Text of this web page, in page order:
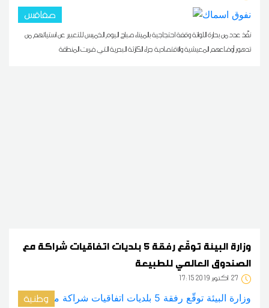
صفاقس
نفّذ عدد من بحارة اللواتة وقفة احتجاجية بالميناء صباح اليوم الخميس للتعبير عن استيائهم من
تدهور أوضاعهم المعيشية والاقتصادية جراء الكارثة البحرية التي ضربت المنطقة
وزارة البيئة توقّع رفقة 5 بلديات اتفاقيات شراكة مع
الصندوق العالمي للطبيعة
27 17:15 2019 أكتوبر
وطنية